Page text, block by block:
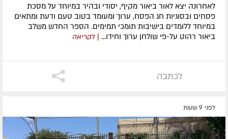
לאחרונה ​יצא לאור ביאור מקיף, יסודי ובהיר במיוחד על מסכת
פסחים ובסוגיות חג הפסח, ערוך ומעומד בטוב טעם ודעת ומתאים
במיוחד ללומדים בישיבות תומכי תמימים. ​הספר החדש משלב
ביאור רהוט על-פי שולחן ערוך וחידו... | לקריאה
לכתבה
לפני 9 שעות